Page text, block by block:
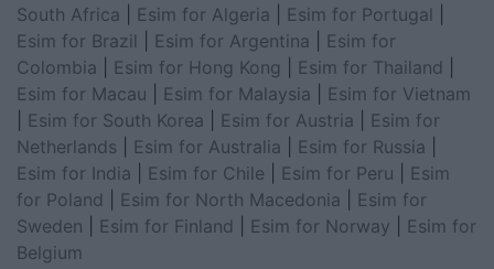
South Africa
Esim for Algeria Esim for Portugal
Esim for Brazil
Esim for Argentina
Esim for
Colombia
Esim for Hong Kong Esim for Thailand
Esim for Macau
Esim for Malaysia
Esim for Vietnam
Esim for South Korea Esim for Austria
Esim for
Netherlands
Esim for Australia Esim for Russia
Esim for India
Esim for Chile Esim for Peru
Esim
for Poland
Esim for North Macedonia
Esim for
Sweden
Esim for Finland Esim for Norway
Esim for
Belgium